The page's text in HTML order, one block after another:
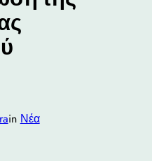
in Νέα